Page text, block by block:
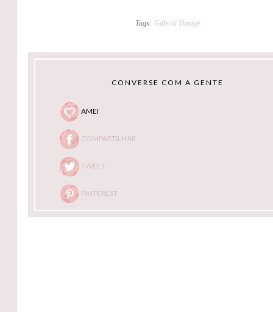
Tags: Galeria Vintage
CONVERSE COM A GENTE
AMEI
COMPARTILHAR
TWEET
PINTEREST